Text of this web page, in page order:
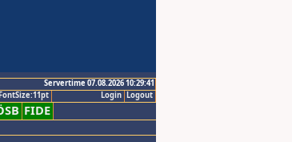
Servertime 07.08.2026 10:29:41
Logout
Login
FIDE